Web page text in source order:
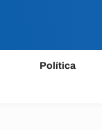
Política